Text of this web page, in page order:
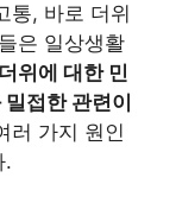
통, 바로 더위
은 일상생활
더위에 대한 민
접한 관련이
러 가지 원인
.